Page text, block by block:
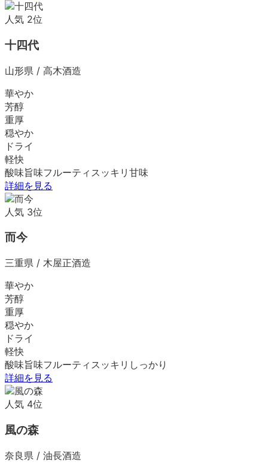
人気 2位
十四代
山形県 / 高木酒造
華やか
芳醇
重厚
穏やか
ドライ
軽快
酸味旨味フルーティ スッキリ 甘味
詳細を見る
人気 3位
而今
三重県 / 木屋正酒造
華やか
芳醇
重厚
穏やか
ドライ
軽快
酸味旨味フルーティ スッキリ しっかり
詳細を見る
人気 4位
風の森
奈良県 / 油長酒造